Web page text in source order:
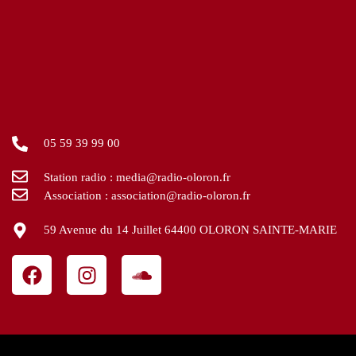
05 59 39 99 00
Station radio : media@radio-oloron.fr
Association : association@radio-oloron.fr
59 Avenue du 14 Juillet 64400 OLORON SAINTE-MARIE